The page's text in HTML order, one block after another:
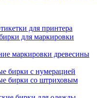
для принтера
для маркировки
маркировки древесины
бирки с нумерацией
бирки со штриховым